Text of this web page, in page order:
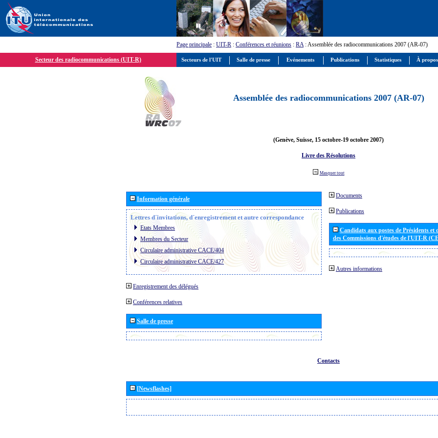
Page principale : UIT-R : Conférences et réunions : RA: Assemblée des radiocommunications 2007 (AR-07)
Secteur des radiocommunications (UIT-R)
Assemblée des radiocommunications 2007 (AR-07)
(Genève, Suisse, 15 octobre-19 octobre 2007)
Livre des Résolutions
Masquer tout
Information générale
Lettres d´invitations, d´enregistrement et autre correspondance
Etats Membres
Membres du Secteur
Circulaire administrative CACE/404
Circulaire administrative CACE/427
Enregistrement des délégués
Conférences relatives
Salle de presse
Documents
Publications
Candidats aux postes de Présidents et
des Commissions d'études de l'UIT-R
Autres informations
Contacts
[Newsflashes]
Secteurs de l'UIT Salle de presse Evénements Publications Statistiques À